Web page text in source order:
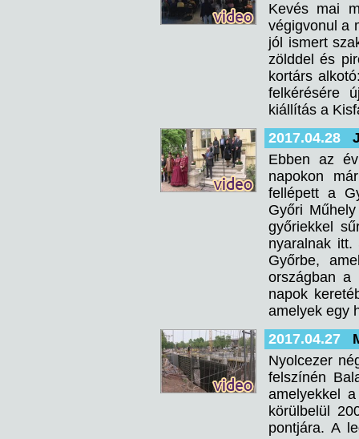
Kevés mai
végigvonul a
jól ismert
zölddel és
kortárs
felkérésére
kiállítás a
2017.04.28
Ebben az
napokon
fellépett a
Győri
győriekkel
nyaralnak
Győrbe,
országban a
napok
amelyek egy
2017.04.27
Nyolcezer
felszínén
amelyekkel
körülbelül
pontjára. A